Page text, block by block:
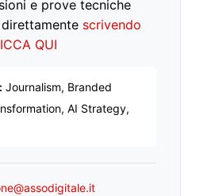
e prove tecniche
scrivendo
QUI
Journalism, Branded
AI Strategy,